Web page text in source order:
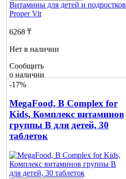
Витамины для детей и подростков
Proper Vit
6268 ₸
Нет в наличии
Сообщить
о наличии
-17%
MegaFood, B Complex for
Kids, Комплекс витаминов
группы B для детей, 30
таблеток